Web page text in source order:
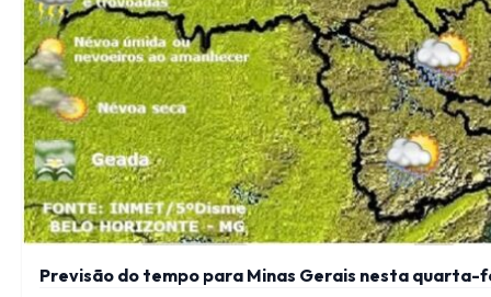
Previsão do tempo para Minas Gerais nesta quarta-